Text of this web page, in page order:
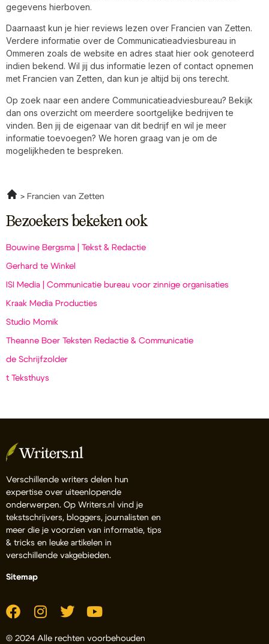
gegevens hierboven.
Daarnaast kun je hier reviews lezen over Francien van Zetten.
Verdere informatie over de Communicatieadviesbureau in
Ommeren zoals de website en adres staat hier ook genoteerd
indien bekend. Wil jij dus informatie lezen of contact opnemen
met Francien van Zetten, dan kun je altijd bij ons terecht.
Op zoek naar een andere Communicatieadviesbureau? Bekijk
dan ons overzicht om meerdere soortgelijke bedrijven te
vinden. Ben jij de eigenaar van dit bedrijf en wil je meer
informatie toevoegen? We horen graag van je om de
mogelijkheden te bespreken.
Francien van Zetten
Bezoekers bekeken ook
Bouwine Bergsma | Tekst & Redactie
Gerhard te Winkel
ISI Media | Communicatie bureau voor zinnige organisaties
Kraak Media Producties
Studio Momik
Theanne Boer Teksten Redactie & Communicatie
de Schrijfzolder
t Teksthuys
Verschillende writers delen hun
expertise over uiteenlopende
onderwerpen. Op Writers.nl vind je
tekstschrijvers, bloggers, journalisten en
meer die je voorzien van informatie, tips
& tricks en leuke artikelen in
verschillende vakgebieden.
Sitemap
© 2024 Alle rechten voorbehouden